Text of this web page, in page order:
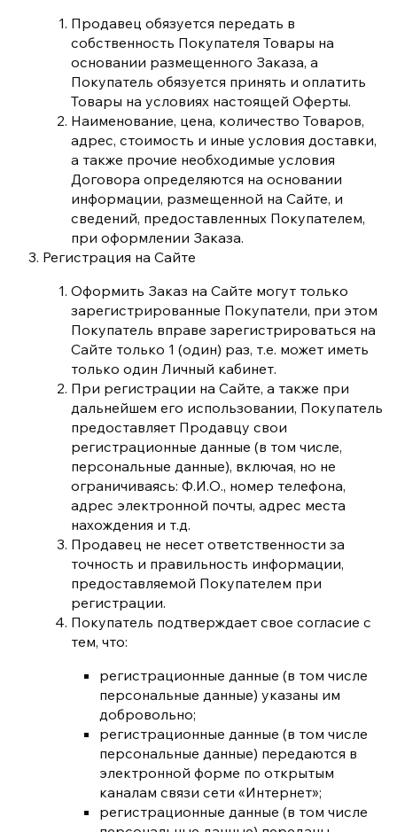
Продавец обязуется передать в
собственность Покупателя Товары на
основании размещенного Заказа, а
Покупатель обязуется принять и оплатить
Товары на условиях настоящей Оферты.
Наименование, цена, количество Товаров,
адрес, стоимость и иные условия доставки,
а также прочие необходимые условия
Договора определяются на основании
информации, размещенной на Сайте, и
сведений, предоставленных Покупателем,
при оформлении Заказа.
Регистрация на Сайте
Оформить Заказ на Сайте могут только
зарегистрированные Покупатели, при этом
Покупатель вправе зарегистрироваться на
Сайте только 1 (один) раз, т.е. может иметь
только один Личный кабинет.
При регистрации на Сайте, а также при
дальнейшем его использовании, Покупатель
предоставляет Продавцу свои
регистрационные данные (в том числе,
персональные данные), включая, но не
ограничиваясь: Ф.И.О., номер телефона,
адрес электронной почты, адрес места
нахождения и т.д.
Продавец не несет ответственности за
точность и правильность информации,
предоставляемой Покупателем при
регистрации.
Покупатель подтверждает свое согласие с
тем, что:
регистрационные данные (в том числе
персональные данные) указаны им
добровольно;
регистрационные данные (в том числе
персональные данные) передаются в
электронной форме по открытым
каналам связи сети «Интернет»;
регистрационные данные (в том числе